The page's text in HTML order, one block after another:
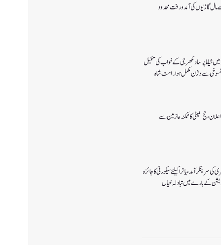
مال گاڑیوں کی آمدورفت محدود
پانچ اگست 2019میں شیاما پر ساد مکھرجی کے خواب کی تکمیل
2027کا اعلان ،حج کمیٹی کا ممکنہ عازمین سے
سرینگر آمد ،یاترا کیلئے سیکورٹی کا جائزہ
کے بارے میں تبادلہ خیال